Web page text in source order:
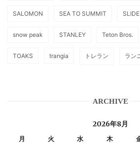
SALOMON SEA TO SUMMIT SLIDE
snow peak STANLEY Teton Bros.
TOAKS trangia トレラン ラン
ARCHIVE
2026年8月
月 火 水 木